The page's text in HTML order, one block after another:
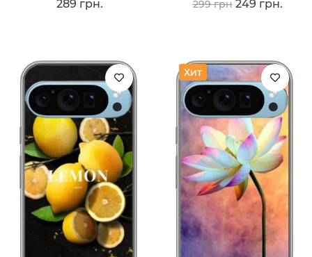
289 грн.
299 грн 249 грн.
Хит